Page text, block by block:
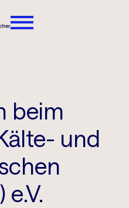
beim
und